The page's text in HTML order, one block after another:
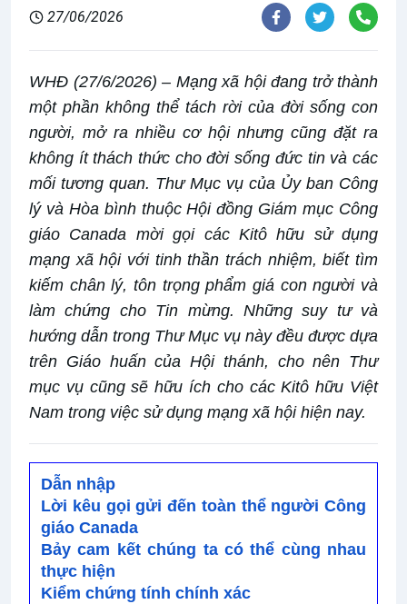
27/06/2026
WHĐ (27/6/2026) – Mạng xã hội đang trở thành
một phần không thể tách rời của đời sống con
người, mở ra nhiều cơ hội nhưng cũng đặt ra
không ít thách thức cho đời sống đức tin và các
mối tương quan. Thư Mục vụ của Ủy ban Công
lý và Hòa bình thuộc Hội đồng Giám mục Công
giáo Canada mời gọi các Kitô hữu sử dụng
mạng xã hội với tinh thần trách nhiệm, biết tìm
kiếm chân lý, tôn trọng phẩm giá con người và
làm chứng cho Tin mừng. Những suy tư và
hướng dẫn trong Thư Mục vụ này đều được dựa
trên Giáo huấn của Hội thánh, cho nên Thư
mục vụ cũng sẽ hữu ích cho các Kitô hữu Việt
Nam trong việc sử dụng mạng xã hội hiện nay.
Dẫn nhập
Lời kêu gọi gửi đến toàn thể người Công
giáo Canada
Bảy cam kết chúng ta có thể cùng nhau
thực hiện
Kiểm chứng tính chính xác